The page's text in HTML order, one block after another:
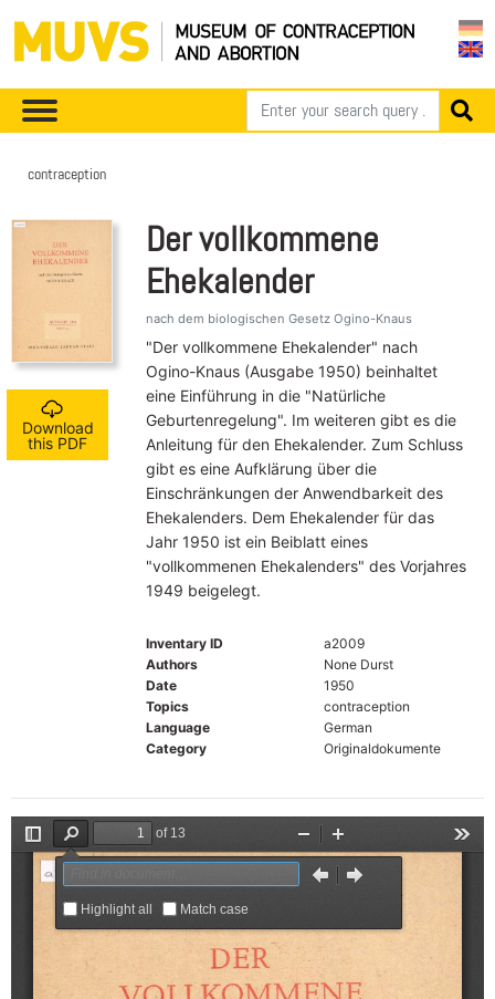
contraception
Download
this PDF
Der vollkommene
Ehekalender
nach dem biologischen Gesetz Ogino-Knaus
"Der vollkommene Ehekalender" nach
Ogino-Knaus (Ausgabe 1950) beinhaltet
eine Einführung in die "Natürliche
Geburtenregelung". Im weiteren gibt es die
Anleitung für den Ehekalender. Zum Schluss
gibt es eine Aufklärung über die
Einschränkungen der Anwendbarkeit des
Ehekalenders. Dem Ehekalender für das
Jahr 1950 ist ein Beiblatt eines
"vollkommenen Ehekalenders" des Vorjahres
1949 beigelegt.
Inventary ID
a2009
Authors
None Durst
Date
1950
Topics
contraception
Language
German
Category
Originaldokumente